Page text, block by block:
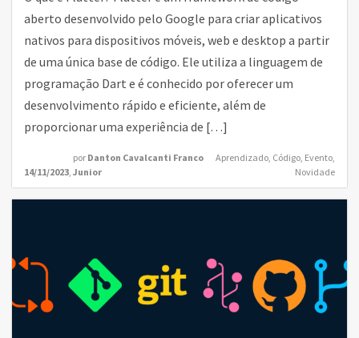
aberto desenvolvido pelo Google para criar aplicativos
nativos para dispositivos móveis, web e desktop a partir
de uma única base de código. Ele utiliza a linguagem de
programação Dart e é conhecido por oferecer um
desenvolvimento rápido e eficiente, além de
proporcionar uma experiência de […]
14/11/2023,
por Danton Cavalcanti Franco
Junior
Aprendizado, Código, Evento,
Novidade